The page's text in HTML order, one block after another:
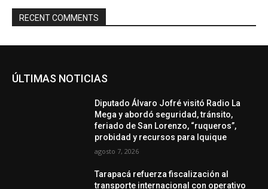
RECENT COMMENTS
ÚLTIMAS NOTICIAS
Diputado Álvaro Jofré visitó Radio La
Mega y abordó seguridad, tránsito,
feriado de San Lorenzo, “ruqueros”,
probidad y recursos para Iquique
agosto 7, 2026
Tarapacá refuerza fiscalización al
transporte internacional con operativo